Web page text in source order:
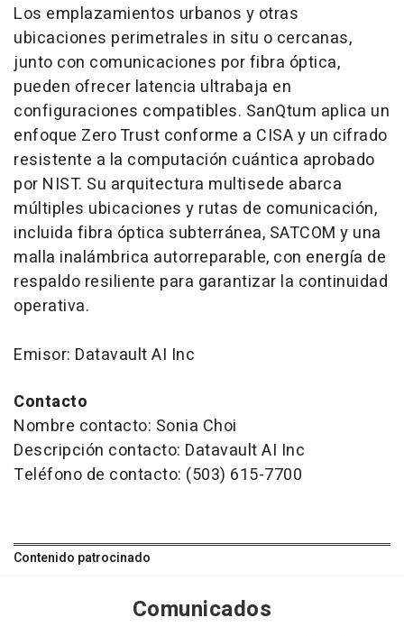
Los emplazamientos urbanos y otras
ubicaciones perimetrales in situ o cercanas,
junto con comunicaciones por fibra óptica,
pueden ofrecer latencia ultrabaja en
configuraciones compatibles. SanQtum aplica un
enfoque Zero Trust conforme a CISA y un cifrado
resistente a la computación cuántica aprobado
por NIST. Su arquitectura multisede abarca
múltiples ubicaciones y rutas de comunicación,
incluida fibra óptica subterránea, SATCOM y una
malla inalámbrica autorreparable, con energía de
respaldo resiliente para garantizar la continuidad
operativa.
Emisor: Datavault AI Inc
Contacto
Nombre contacto: Sonia Choi
Descripción contacto: Datavault AI Inc
Teléfono de contacto: (503) 615-7700
Contenido patrocinado
Comunicados